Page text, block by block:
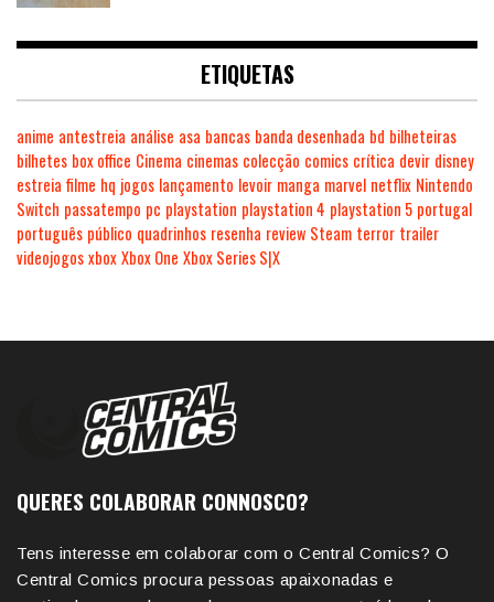
ETIQUETAS
anime antestreia análise asa bancas banda desenhada bd bilheteiras
bilhetes box office Cinema cinemas colecção comics crítica devir disney
estreia filme hq jogos lançamento levoir manga marvel netflix Nintendo
Switch passatempo pc playstation playstation 4 playstation 5 portugal
português público quadrinhos resenha review Steam terror trailer
videojogosxboxXbox One Xbox Series S|X
QUERES COLABORAR CONNOSCO?
Tens interesse em colaborar com o Central Comics? O
Central Comics procura pessoas apaixonadas e